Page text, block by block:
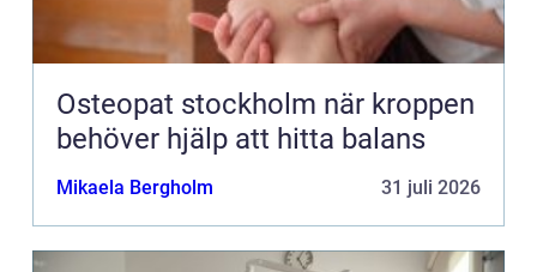
Osteopat stockholm när kroppen
behöver hjälp att hitta balans
Mikaela Bergholm 31 juli 2026